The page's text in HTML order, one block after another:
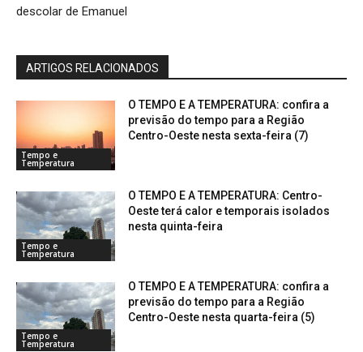
descolar de Emanuel
ARTIGOS RELACIONADOS
Tempo e
Temperatura
O TEMPO E A TEMPERATURA: confira a
previsão do tempo para a Região
Centro-Oeste nesta sexta-feira (7)
Tempo e
Temperatura
O TEMPO E A TEMPERATURA: Centro-
Oeste terá calor e temporais isolados
nesta quinta-feira
Tempo e
Temperatura
O TEMPO E A TEMPERATURA: confira a
previsão do tempo para a Região
Centro-Oeste nesta quarta-feira (5)